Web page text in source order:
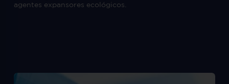
agentes expansores ecológicos.